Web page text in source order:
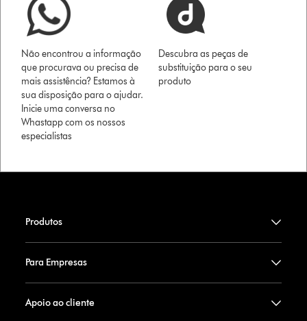
Não encontrou a informação
que procurava ou precisa de
mais assistência? Estamos à
sua disposição para o ajudar.
Inicie uma conversa no
Whastapp com os nossos
especialistas
Descubra as peças de
substituição para o seu
produto
Produtos
Para Empresas
Apoio ao cliente